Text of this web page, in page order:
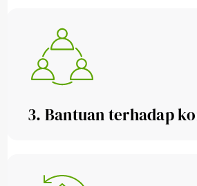
3. Bantuan terhadap